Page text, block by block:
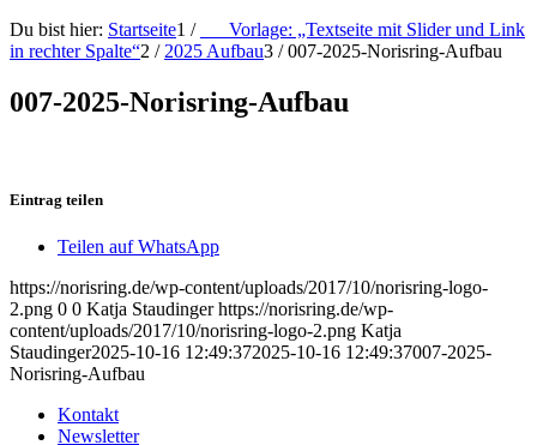
Du bist hier: Startseite1 /
___Vorlage: „Textseite mit Slider und Link
in rechter Spalte“2 / 2025 Aufbau3 / 007-2025-Norisring-Aufbau
007-2025-Norisring-Aufbau
Eintrag teilen
Teilen auf WhatsApp
https://norisring.de/wp-content/uploads/2017/10/norisring-logo-
2.png 0 0 Katja Staudinger https://norisring.de/wp-
content/uploads/2017/10/norisring-logo-2.png Katja
Staudinger2025-10-16 12:49:372025-10-16 12:49:37007-2025-
Norisring-Aufbau
Kontakt
Newsletter